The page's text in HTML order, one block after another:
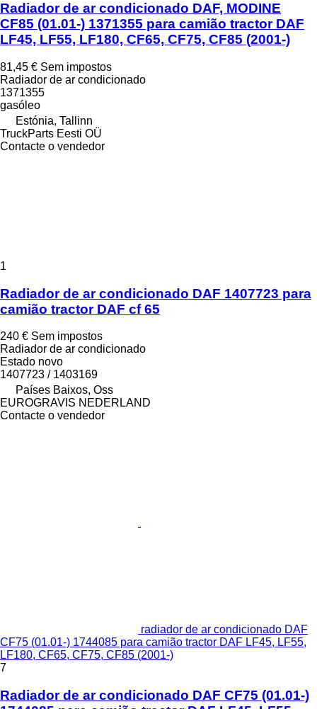
Radiador de ar condicionado DAF, MODINE
CF85 (01.01-) 1371355 para camião tractor DAF
LF45, LF55, LF180, CF65, CF75, CF85 (2001-)
81,45 € Sem impostos
Radiador de ar condicionado
1371355
gasóleo
Estónia, Tallinn
TruckParts Eesti OÜ
Contacte o vendedor
1
Radiador de ar condicionado DAF 1407723 para
camião tractor DAF cf 65
240 € Sem impostos
Radiador de ar condicionado
Estado novo
1407723 / 1403169
Países Baixos, Oss
EUROGRAVIS NEDERLAND
Contacte o vendedor
radiador de ar condicionado DAF
CF75 (01.01-) 1744085 para camião tractor DAF LF45, LF55,
LF180, CF65, CF75, CF85 (2001-)
7
Radiador de ar condicionado DAF CF75 (01.01-)